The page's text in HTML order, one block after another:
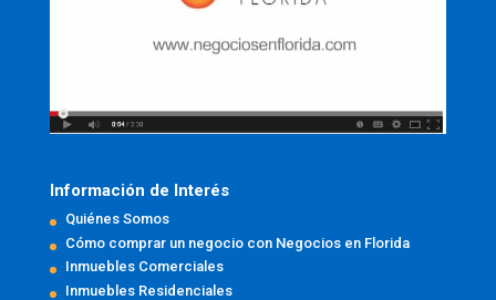
Información de Interés
Quiénes Somos
Cómo comprar un negocio con Negocios en Florida
Inmuebles Comerciales
Inmuebles Residenciales